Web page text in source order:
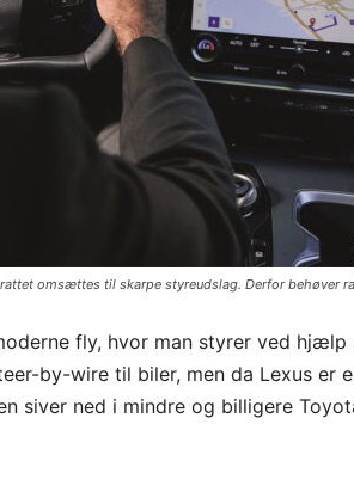
omsættes til skarpe styreudslag. Derfor behøver
fly, hvor man styrer ved
by-wire til biler, men da Lexus er
siver ned i mindre og billigere